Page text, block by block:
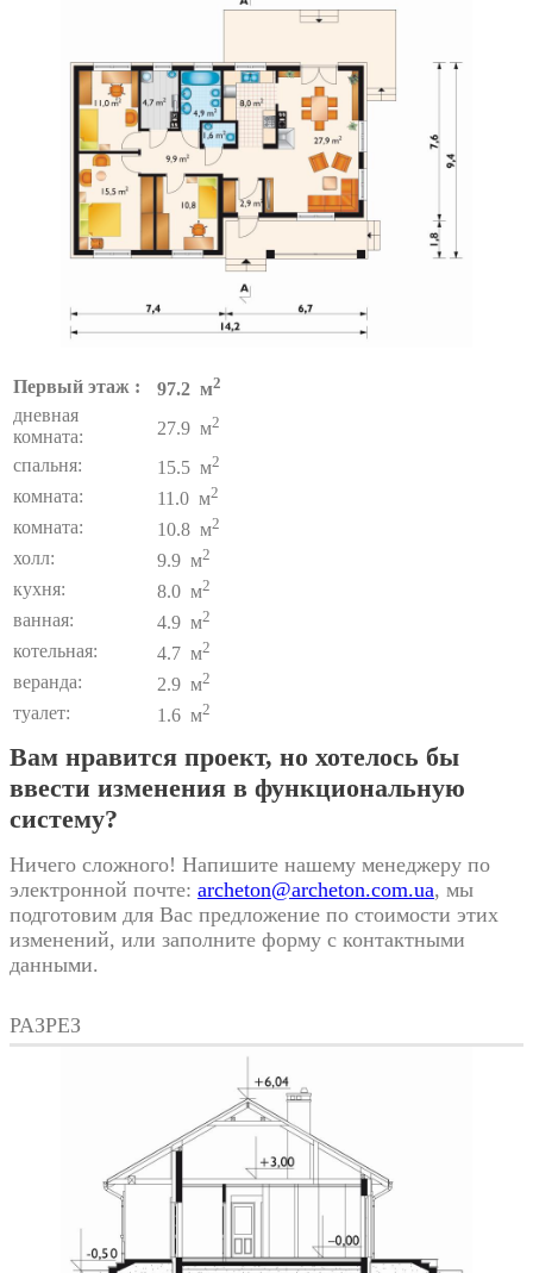
Первый этаж : 97.2 м2
дневная
комната:
27.9 м2
спальня: 15.5 м2
комната: 11.0 м2
комната: 10.8 м2
холл: 9.9 м2
кухня: 8.0 м2
ванная: 4.9 м2
котельная: 4.7 м2
веранда: 2.9 м2
туалет: 1.6 м2
Вам нравится проект, но хотелось бы
ввести изменения в функциональную
систему?
Ничего сложного! Напишите нашему менеджеру по
электронной почте: archeton@archeton.com.ua, мы
подготовим для Вас предложение по стоимости этих
изменений, или заполните форму с контактными
данными.
РАЗРЕЗ